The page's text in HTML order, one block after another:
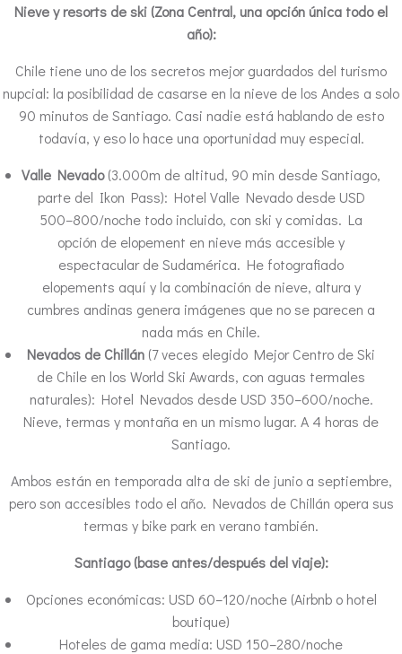
Nieve y resorts de ski (Zona Central, una opción única todo el
año):
Chile tiene uno de los secretos mejor guardados del turismo
nupcial: la posibilidad de casarse en la nieve de los Andes a solo
90 minutos de Santiago. Casi nadie está hablando de esto
todavía, y eso lo hace una oportunidad muy especial.
Valle Nevado(3.000m de altitud, 90 min desde Santiago,
parte del Ikon Pass): Hotel Valle Nevado desde USD
500–800/noche todo incluido, con ski y comidas. La
opción de elopement en nieve más accesible y
espectacular de Sudamérica. He fotografiado
elopements aquí y la combinación de nieve, altura y
cumbres andinas genera imágenes que no se parecen a
nada más en Chile.
Nevados de Chillán (7 veces elegido Mejor Centro de Ski
de Chile en los World Ski Awards, con aguas termales
naturales): Hotel Nevados desde USD 350–600/noche.
Nieve, termas y montaña en un mismo lugar. A 4 horas de
Santiago.
Ambos están en temporada alta de ski de junio a septiembre,
pero son accesibles todo el año. Nevados de Chillán opera sus
termas y bike park en verano también.
Santiago (base antes/después del viaje):
Opciones económicas: USD 60–120/noche (Airbnb o hotel
boutique)
Hoteles de gama media: USD 150–280/noche